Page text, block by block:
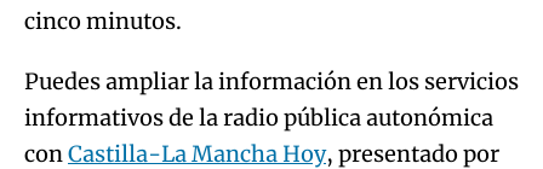
cinco minutos.
Puedes ampliar la información en los servicios
informativos de la radio pública autonómica
conCastilla-La Mancha Hoy, presentado por